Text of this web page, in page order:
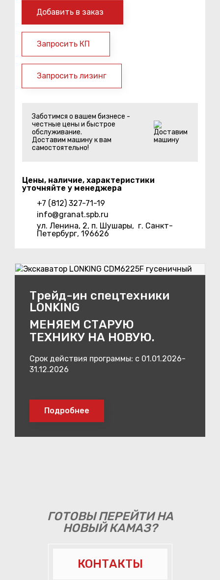
Добавить в заказ
Запросить КП
Запросить лизинг
Заботимся о вашем бизнесе -
честные цены и быстрое
обслуживание.
Доставим машину к вам
самостоятельно!
Цены, наличие, характеристики
уточняйте у менеджера
+7 (812) 327-71-19
info@granat.spb.ru
ул. Ленина, 2, п. Шушары, г. Санкт-
Петербург, 196626
Трейд-ин спецтехники
LONKING
МЕНЯЕМ СТАРУЮ
ТЕХНИКУ НА НОВУЮ.
Срок действия программы: с 01.01.2026-
31.12.2026
Подробнее
ГОТОВЫ ПЕРЕЙТИ НА
НОВЫЙ КАМАЗ?
КОНТАКТЫ